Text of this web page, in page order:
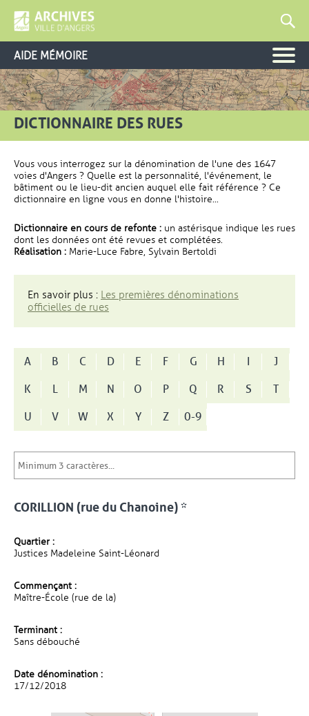
AIDE MÉMOIRE
DICTIONNAIRE DES RUES
Vous vous interrogez sur la dénomination de l'une des 1647
voies d'Angers ? Quelle est la personnalité, l'événement, le
bâtiment ou le lieu-dit ancien auquel elle fait référence ? Ce
dictionnaire en ligne vous en donne l'histoire...
Dictionnaire en cours de refonte : un astérisque indique les rues
dont les données ont été revues et complétées.
Réalisation : Marie-Luce Fabre, Sylvain Bertoldi
En savoir plus : Les premières dénominations
officielles de rues
A B C D E F G H I
J
K
L M N O P Q R S
T
U
V W X Y Z 0-9
CORILLION (rue du Chanoine) *
Quartier :
Justices Madeleine Saint-Léonard
Commençant :
Maître-École (rue de la)
Terminant :
Sans débouché
Date dénomination :
17/12/2018